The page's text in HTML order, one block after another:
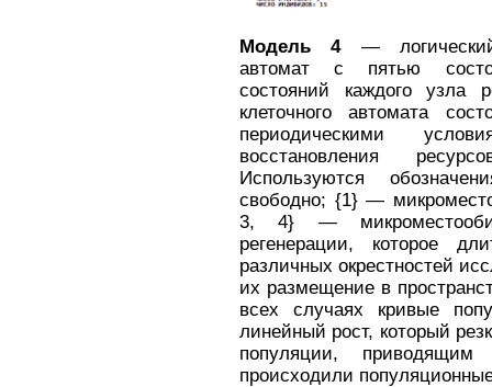
Модель 4— логический
автомат с пятью
состояний каждого
клеточного автомата
периодическими
восстановления
Используются
свободно; {1} —
3, 4} —
регенерации, которое
различных окрестностей
их размещение в
всех случаях кривые
линейный рост, который
популяции,
происходили